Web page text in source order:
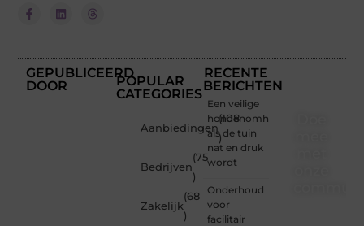
GEPUBLICEERD
DOOR
POPULAR
CATEGORIES
Aanbiedingen
(108
)
Bedrijven
(75
)
Zakelijk
(68
)
RECENTE
BERICHTEN
Een veilige
hondenomheining
als de tuin
nat en druk
wordt
Onderhoud
voor
facilitair